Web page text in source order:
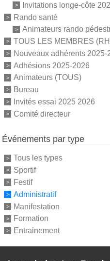
Invitations longe-côte
Rando santé
Animateurs rando
TOUS LES MEMBRES
Nouveaux adhérents 2025-
Adhésions 2025-2026
Animateurs (TOUS)
Bureau
Invités essai 2025 2026
Comité directeur
Événements par type
Tous les types
Sportif
Festif
Administratif
Manifestation
Formation
Entrainement